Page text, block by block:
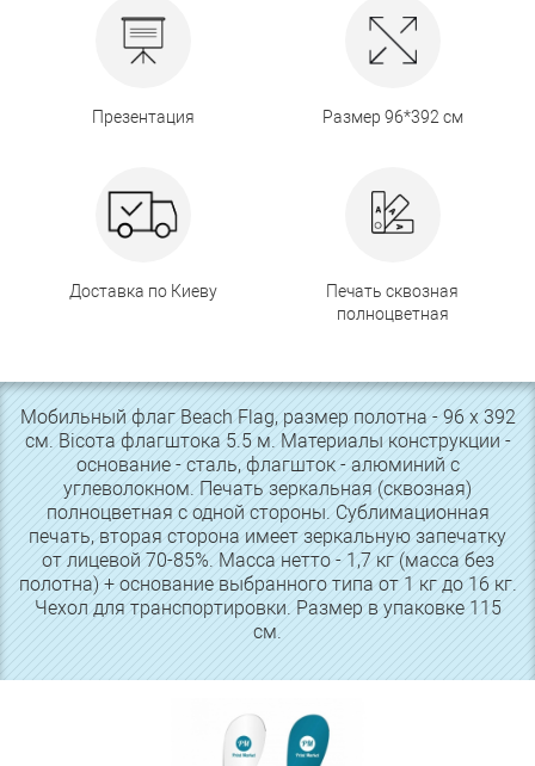
Презентация Размер 96*392 см
Доставка по Киеву
Печать сквозная
полноцветная
Мобильный флаг Beach Flag, размер полотна - 96 х 392
см. Вісота флагштока 5.5 м. Материалы конструкции -
основание - сталь, флагшток - алюминий с
углеволокном. Печать зеркальная (сквозная)
полноцветная с одной стороны. Сублимационная
печать, вторая сторона имеет зеркальную запечатку
от лицевой 70-85%. Масса нетто - 1,7 кг (масса без
полотна) + основание выбранного типа от 1 кг до 16 кг.
Чехол для транспортировки. Размер в упаковке 115
см.